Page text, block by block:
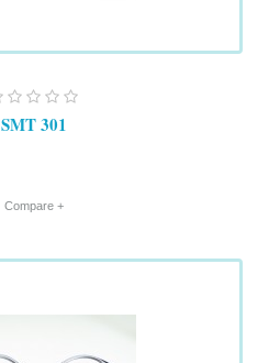
SMT 301
+ Compare